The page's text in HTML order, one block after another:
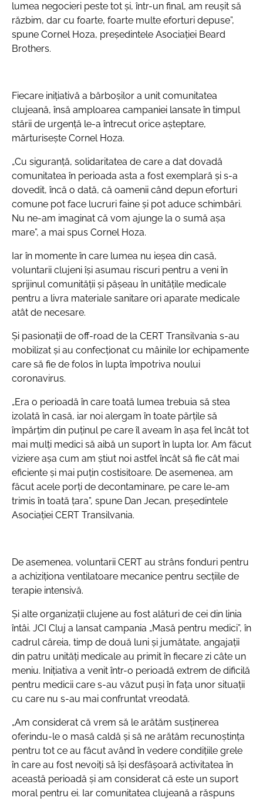
lumea negocieri peste tot și, într-un final, am reușit să
răzbim, dar cu foarte, foarte multe eforturi depuse”,
spune Cornel Hoza, președintele Asociației Beard
Brothers.
Fiecare inițiativă a bărboșilor a unit comunitatea
clujeană, însă amploarea campaniei lansate în timpul
stării de urgență le-a întrecut orice așteptare,
mărturisește Cornel Hoza.
„Cu siguranță, solidaritatea de care a dat dovadă
comunitatea în perioada asta a fost exemplară și s-a
dovedit, încă o dată, că oamenii când depun eforturi
comune pot face lucruri faine și pot aduce schimbări.
Nu ne-am imaginat că vom ajunge la o sumă așa
mare”, a mai spus Cornel Hoza.
Iar în momente în care lumea nu ieșea din casă,
voluntarii clujeni își asumau riscuri pentru a veni în
sprijinul comunității și pășeau în unitățile medicale
pentru a livra materiale sanitare ori aparate medicale
atât de necesare.
Și pasionații de off-road de la CERT Transilvania s-au
mobilizat și au confecționat cu mâinile lor echipamente
care să fie de folos în lupta împotriva noului
coronavirus.
„Era o perioadă în care toată lumea trebuia să stea
izolată în casă, iar noi alergam în toate părțile să
împărțim din puținul pe care îl aveam în așa fel încât tot
mai mulți medici să aibă un suport în lupta lor. Am făcut
viziere așa cum am știut noi astfel încât să fie cât mai
eficiente și mai puțin costisitoare. De asemenea, am
făcut acele porți de decontaminare, pe care le-am
trimis în toată țara”, spune Dan Jecan, președintele
Asociației CERT Transilvania.
De asemenea, voluntarii CERT au strâns fonduri pentru
a achiziționa ventilatoare mecanice pentru secțiile de
terapie intensivă.
Și alte organizații clujene au fost alături de cei din linia
întâi. JCI Cluj a lansat campania „Masă pentru medici”, în
cadrul căreia, timp de două luni și jumătate, angajații
din patru unități medicale au primit în fiecare zi câte un
meniu. Inițiativa a venit într-o perioadă extrem de dificilă
pentru medicii care s-au văzut puși în fața unor situații
cu care nu s-au mai confruntat vreodată.
„Am considerat că vrem să le arătăm susținerea
oferindu-le o masă caldă și să ne arătăm recunoștința
pentru tot ce au făcut având în vedere condițiile grele
în care au fost nevoiți să își desfășoară activitatea în
această perioadă și am considerat că este un suport
moral pentru ei. Iar comunitatea clujeană a răspuns